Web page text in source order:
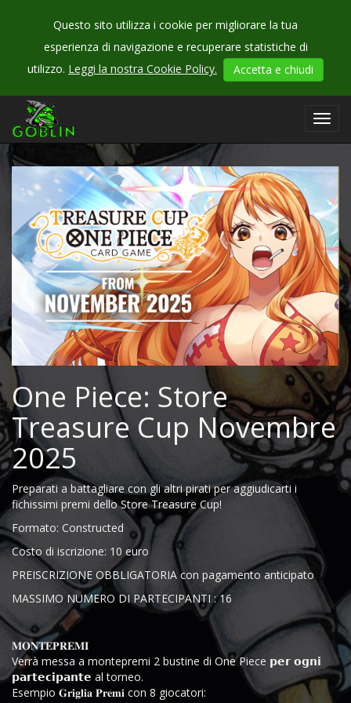
Questo sito utilizza i cookie per migliorare la tua
esperienza di navigazione e recuperare statistiche di
utilizzo. Leggi la nostra Cookie Policy. Accetta e chiudi
CHECK
OUR
One Piece: Store
Treasure Cup Novembre
2025
Preparati a battagliare con gli altri pirati per aggiudicarti i
fichissimi premi dello Store Treasure Cup!
Formato: Constructed
Costo di iscrizione: 10 euro
PREISCRIZIONE OBBLIGATORIA con pagamento anticipato
MASSIMO NUMERO DI PARTECIPANTI : 16
𝐌𝐎𝐍𝐓𝐄𝐏𝐑𝐄𝐌𝐈
Verrà messa a montepremi 2 bustine di One Piece 𝗽𝗲𝗿 𝗼𝗴𝗻𝗶
𝗽𝗮𝗿𝘁𝗲𝗰𝗶𝗽𝗮𝗻𝘁𝗲 al torneo.
Esempio 𝐆𝐫𝐢𝐠𝐥𝐢𝐚 𝐏𝐫𝐞𝐦𝐢 con 8 giocatori: